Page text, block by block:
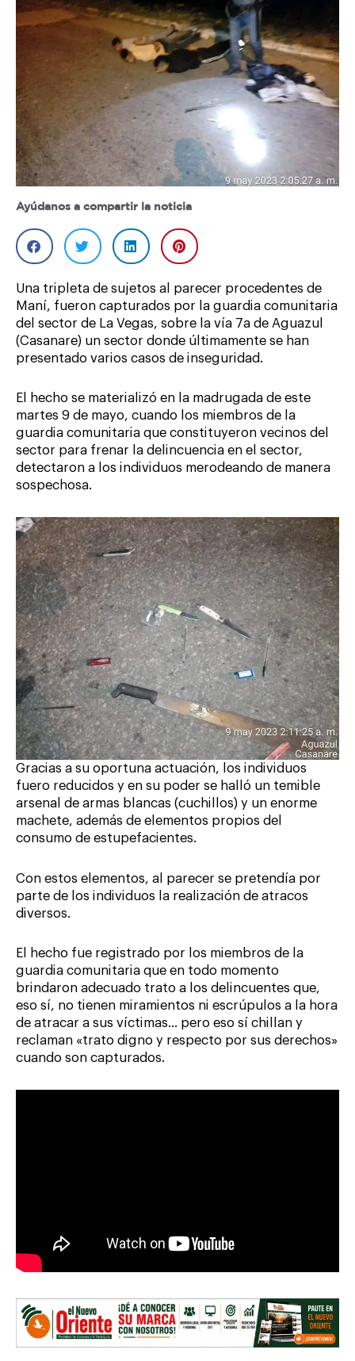
Ayúdanos a compartir la noticia
Una tripleta de sujetos al parecer procedentes de
Maní, fueron capturados por la guardia comunitaria
del sector de La Vegas, sobre la vía 7a de Aguazul
(Casanare) un sector donde últimamente se han
presentado varios casos de inseguridad.
El hecho se materializó en la madrugada de este
martes 9 de mayo, cuando los miembros de la
guardia comunitaria que constituyeron vecinos del
sector para frenar la delincuencia en el sector,
detectaron a los individuos merodeando de manera
sospechosa.
Gracias a su oportuna actuación, los individuos
fuero reducidos y en su poder se halló un temible
arsenal de armas blancas (cuchillos) y un enorme
machete, además de elementos propios del
consumo de estupefacientes.
Con estos elementos, al parecer se pretendía por
parte de los individuos la realización de atracos
diversos.
El hecho fue registrado por los miembros de la
guardia comunitaria que en todo momento
brindaron adecuado trato a los delincuentes que,
eso sí, no tienen miramientos ni escrúpulos a la hora
de atracar a sus víctimas… pero eso sí chillan y
reclaman «trato digno y respecto por sus derechos»
cuando son capturados.